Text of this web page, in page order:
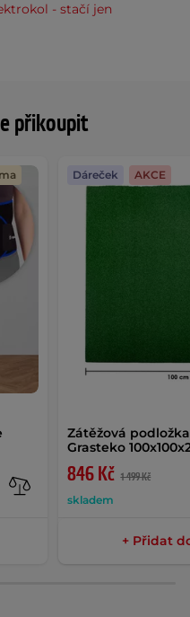
přikoupit
Zátěžová
Grasteko
846 Kč 1 499 Kč
skladem
Dáreček AKCE
+ Přidat
- stačí jen